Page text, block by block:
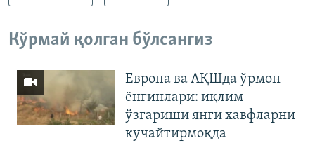
Кўрмай қолган бўлсангиз
Европа ва АҚШда ўрмон
ёнғинлари: иқлим
ўзгариши янги хавфларни
кучайтирмоқда